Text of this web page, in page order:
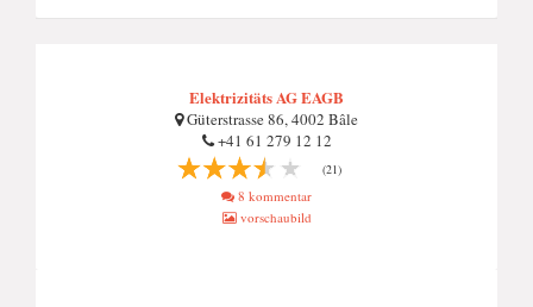
Elektrizitäts AG EAGB
Güterstrasse 86, 4002 Bâle
+41 61 279 12 12
(21)
8 kommentar
vorschaubild